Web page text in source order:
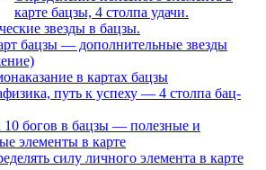
карте бацзы, 4 столпа удачи.
звезды в бацзы.
бацзы — дополнительные звезды
в картах бацзы
путь к успеху — 4 столпа бац-
10 богов в бацзы — полезные и
элементы в карте
силу личного элемента в карте